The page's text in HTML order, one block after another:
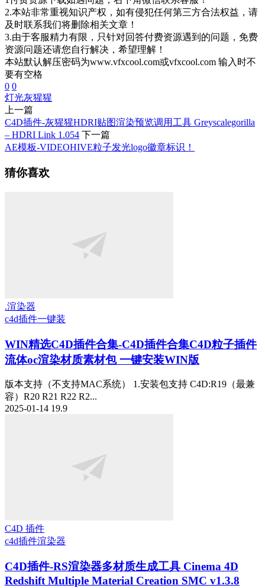
2.本站非常重视知识产权，如有侵犯任何第三方合法权益，请
及时联系我们将删除相关文章！
3.由于客服精力有限，只针对回答付费资源遇到的问题，免费
资源问题还请您自行解决，希望理解！
本站默认解压密码为www.vfxcool.com或vfxcool.com 输入时不
要有空格
0 0
灯光灰猩猩
上一篇
C4D插件-灰猩猩HDRI贴图渲染预览调用工具 Greyscalegorilla
– HDRI Link 1.054 下一篇
AE模板-VIDEOHIVE粒子发光logo徽章标识！
猜你喜欢
.渲染器
c4d插件一键装
WIN精选C4D插件合集-C4D插件合集C4D粒子插件
流体oc渲染材质素材包 一键安装WIN版
版本支持（不支持MAC系统） 1.安装包支持 C4D:R19（最兼
容）R20 R21 R22 R2...
2025-01-14 19.9
C4D 插件
c4d插件渲染器
C4D插件-RS渲染器多材质生成工具 Cinema 4D
Redshift Multiple Material Creation SMC v1.3.8